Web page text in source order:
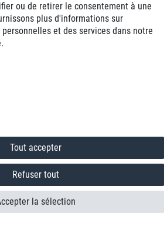
le contrat ici
ou de retirer le consentement à une
plus d'informations sur
et des services dans notre
.
Tout accepter
Refuser tout
la sélection